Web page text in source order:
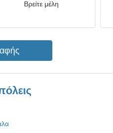
Βρείτε μέλη